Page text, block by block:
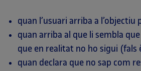
quan l’usuari arriba a
quan arriba al que li sembla
que en realitat no ho sigui (fals
quan declara que no sap com